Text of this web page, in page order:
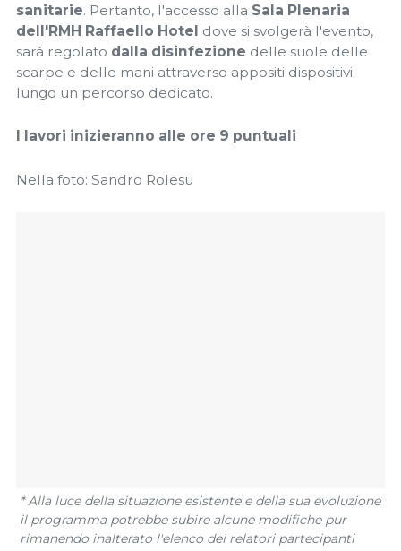
sanitarie. Pertanto, l'accesso alla Sala Plenaria
dell'RMH Raffaello Hotel dove si svolgerà l'evento,
sarà regolato dalla disinfezione delle suole delle
scarpe e delle mani attraverso appositi dispositivi
lungo un percorso dedicato.
I lavori inizieranno alle ore 9 puntuali
Nella foto: Sandro Rolesu
* Alla luce della situazione esistente e della sua evoluzione
il programma potrebbe subire alcune modifiche pur
rimanendo inalterato l'elenco dei relatori partecipanti